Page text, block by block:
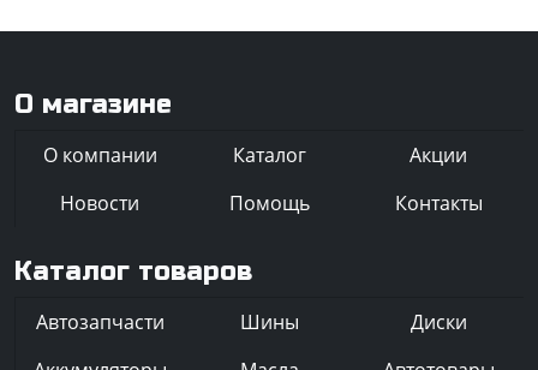
О магазине
О компании Каталог
Акции
Новости
Помощь Контакты
Каталог товаров
Автозапчасти Шины
Диски